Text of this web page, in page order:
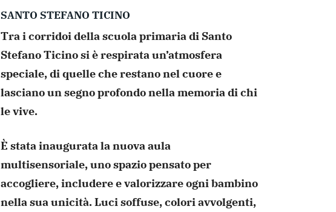
SANTO STEFANO TICINO
Tra i corridoi della scuola primaria di Santo
Stefano Ticino si è respirata un’atmosfera
speciale, di quelle che restano nel cuore e
lasciano un segno profondo nella memoria di chi
le vive.
È stata inaugurata la nuova aula
multisensoriale, uno spazio pensato per
accogliere, includere e valorizzare ogni bambino
nella sua unicità. Luci soffuse, colori avvolgenti,